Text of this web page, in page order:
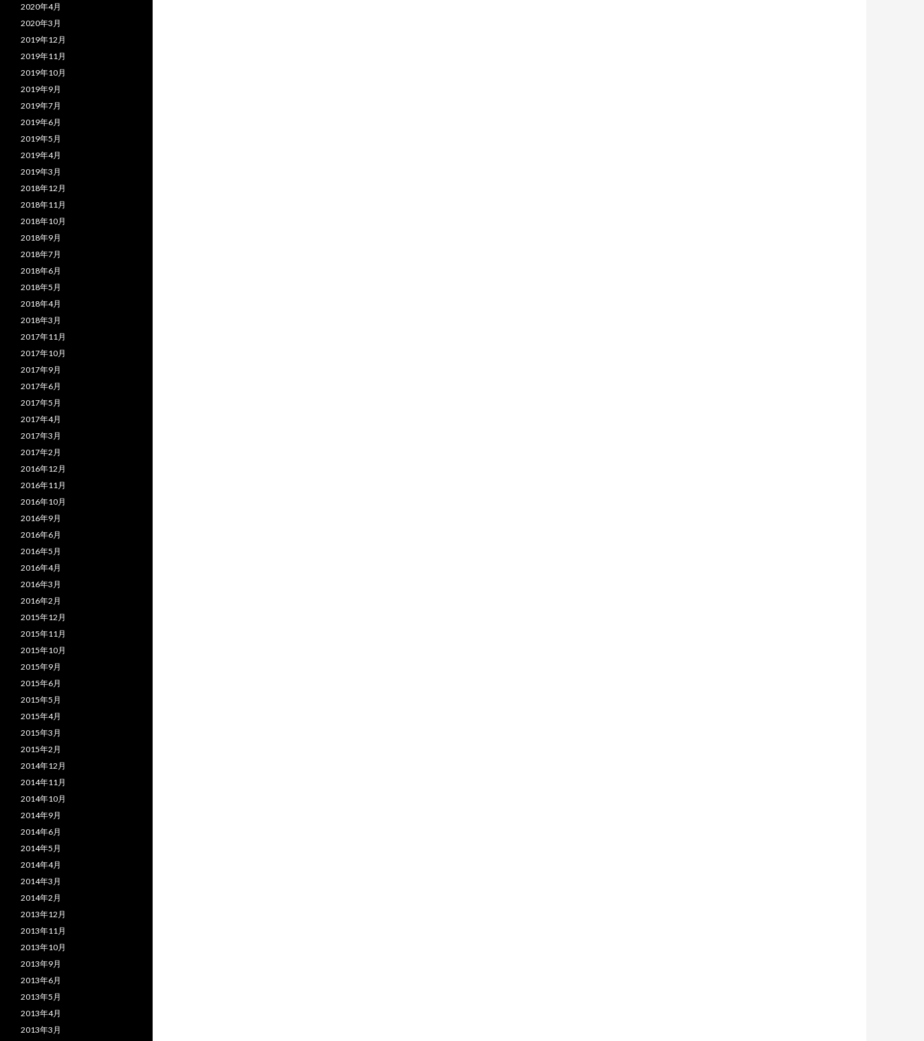
2020年4月
2020年3月
2019年12月
2019年11月
2019年10月
2019年9月
2019年7月
2019年6月
2019年5月
2019年4月
2019年3月
2018年12月
2018年11月
2018年10月
2018年9月
2018年7月
2018年6月
2018年5月
2018年4月
2018年3月
2017年11月
2017年10月
2017年9月
2017年6月
2017年5月
2017年4月
2017年3月
2017年2月
2016年12月
2016年11月
2016年10月
2016年9月
2016年6月
2016年5月
2016年4月
2016年3月
2016年2月
2015年12月
2015年11月
2015年10月
2015年9月
2015年6月
2015年5月
2015年4月
2015年3月
2015年2月
2014年12月
2014年11月
2014年10月
2014年9月
2014年6月
2014年5月
2014年4月
2014年3月
2014年2月
2013年12月
2013年11月
2013年10月
2013年9月
2013年6月
2013年5月
2013年4月
2013年3月